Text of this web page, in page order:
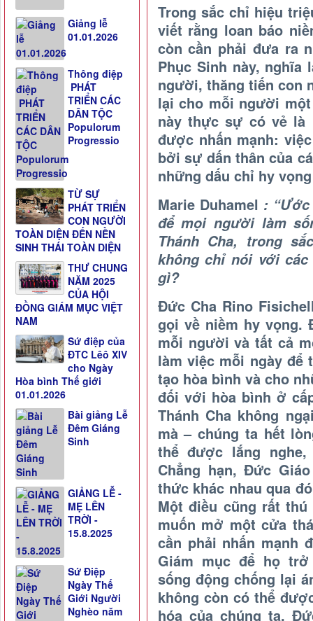
Trong sắc chỉ hiệu
viết rằng loan báo
còn cần phải đưa ra
Phục Sinh này, nghĩa
người, thăng tiến con
lại cho mỗi người
này thực sự có vẻ là
được nhấn mạnh:
bởi sự dấn thân của
những dấu chỉ hy
Marie Duhamel :
để mọi người làm
Thánh Cha, trong
không chỉ nói với
gì?
Đức Cha Rino
gọi về niềm hy vọng.
mỗi người và tất cả
làm việc mỗi ngày
tạo hòa bình và cho
đối với hòa bình ở
Thánh Cha không
mà – chúng ta hết
thể được lắng
Chẳng hạn, Đức
thức khác nhau qua
Một điều cũng rất
muốn mở một cửa
cần phải nhấn mạnh
Giám mục để họ
sống động chống lại
không còn có thể
hóa của chúng ta.
Giảng lễ
01.01.2026
Thông điệp
PHÁT
TRIỂN CÁC
DÂN TỘC
Populorum
Progressio
TỪ SỰ
PHÁT TRIỂN
CON NGƯỜI
TOÀN DIỆN ĐẾN NỀN
SINH THÁI TOÀN DIỆN
THƯ CHUNG
NĂM 2025
CỦA HỘI
ĐỒNG GIÁM MỤC VIỆT
NAM
Sứ điệp của
ĐTC Lêô XIV
cho Ngày
Hòa bình Thế giới
01.01.2026
Bài giảng Lễ
Đêm Giáng
Sinh
GIẢNG LỄ -
MẸ LÊN
TRỜI -
15.8.2025
Sứ Điệp
Ngày Thế
Giới Người
Nghèo năm